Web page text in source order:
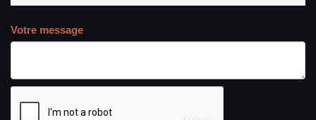
Votre message